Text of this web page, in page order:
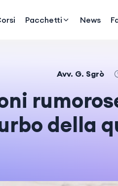
Pacchetti News
Avv. G. Sgrò
della